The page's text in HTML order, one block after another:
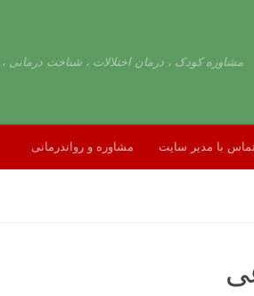
مشاوره کودک ، درمان اختلالات ، شناخت درمانی ،
با مدیر سایت مشاوره و رواندرمانی